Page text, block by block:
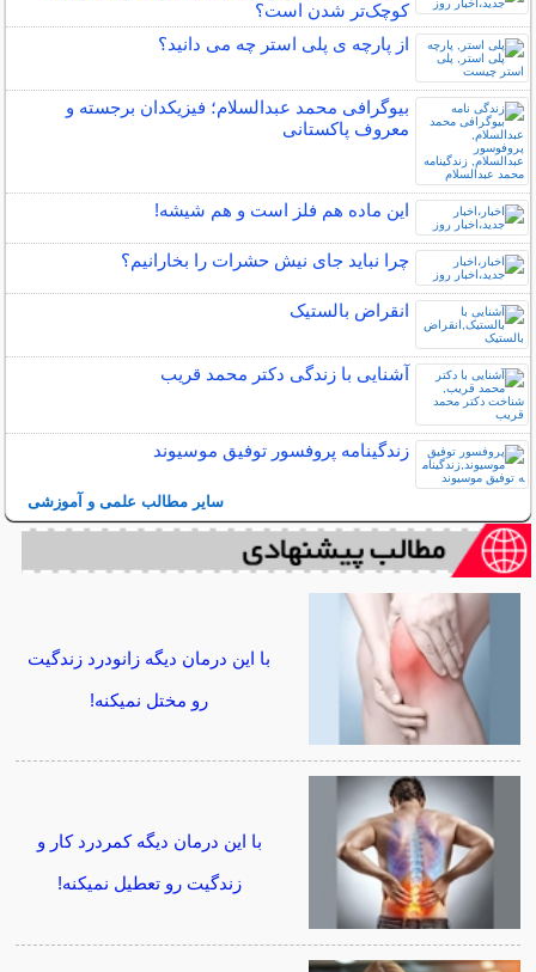
کوچک‌تر شدن است؟
از پارچه ی پلی استر چه می دانید؟
بیوگرافی محمد عبدالسلام؛ فیزیکدان برجسته و
معروف پاکستانی
این ماده هم فلز است و هم شیشه!
چرا نباید جای نیش حشرات را بخارانیم؟
انقراض بالستیک
آشنایی با زندگی دکتر محمد قریب
زندگینامه پروفسور توفیق موسیوند
سایر مطالب علمی و آموزشی
با این درمان دیگه زانودرد زندگیت
رو مختل نمیکنه!
با این درمان دیگه کمردرد کار و
زندگیت رو تعطیل نمیکنه!